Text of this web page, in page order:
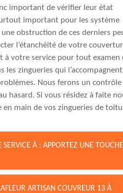
important de vérifier leur état
important pour les système
une obstruction de ces derniers
l’étanchéité de votre
à votre service pour tout examen
zingueries qui
Nous ferons un
hasard. Si vous résidez à faite
en main de vos zingueries de
À : APPORTEZ UNE
ARTISAN COUVREUR 13 À